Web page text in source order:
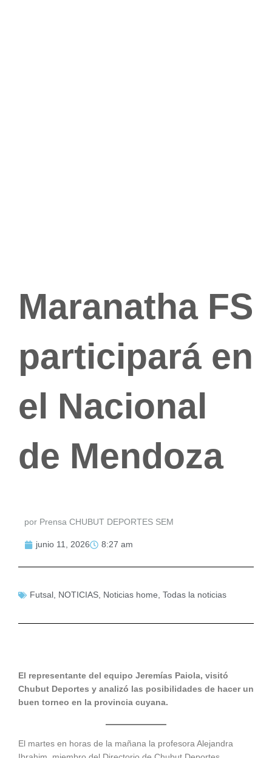
Maranatha FS
participará en
el Nacional
de Mendoza
por Prensa CHUBUT DEPORTES SEM
junio 11, 2026 8:27 am
Futsal , NOTICIAS, Noticias home, Todas la noticias
El representante del equipo Jeremías Paiola, visitó
Chubut Deportes y analizó las posibilidades de hacer un
buen torneo en la provincia cuyana.
El martes en horas de la mañana la profesora Alejandra